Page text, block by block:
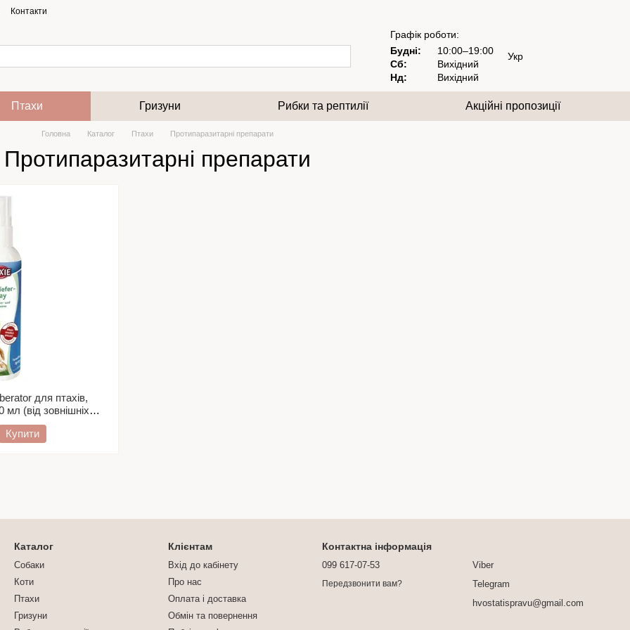
Контакти
Графік роботи:
Будні:
10:00–19:00
Сб:
Вихідний
Нд:
Вихідний
Укр
Птахи Гризуни Рибки та рептилії Акційні пропозиції
Головна Каталог Птахи Протипаразитарні препарати
Протипаразитарні препарати
для птахів,
(від зовнішніх
Купити
Каталог
Собаки
Коти
Птахи
Гризуни
Клієнтам
Вхід до кабінету
Про нас
Оплата і доставка
Обмін та повернення
Контактна інформація
099 617-07-53
Передзвонити вам?
Viber
Telegram
hvostatispravu@gmail.com